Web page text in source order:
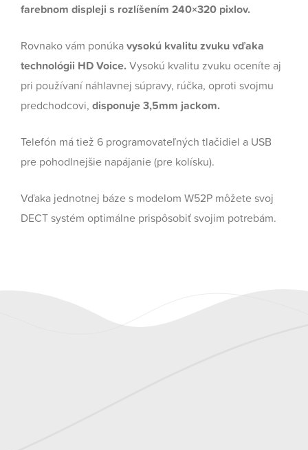
farebnom displeji s rozlíšením 240×320 pixlov.
Rovnako vám ponúkavysokú kvalitu zvuku vďaka
technológii HD Voice.Vysokú kvalitu zvuku oceníte aj
pri používaní náhlavnej súpravy, rúčka, oproti svojmu
predchodcovi, disponuje 3,5mm jackom.
Telefón má tiež 6 programovateľných tlačidiel a USB
pre pohodlnejšie napájanie (pre kolísku).
Vďaka jednotnej báze s modelom W52P môžete svoj
DECT systém optimálne prispôsobiť svojim potrebám.